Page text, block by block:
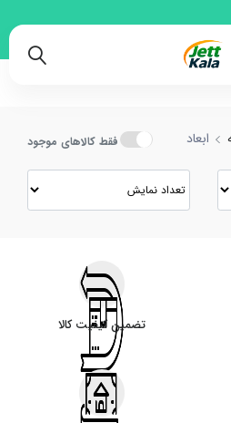
ابعاد با بهترین قیمت
ابعاد فقط کالاهای موجود
تضمین کیفیت کالا